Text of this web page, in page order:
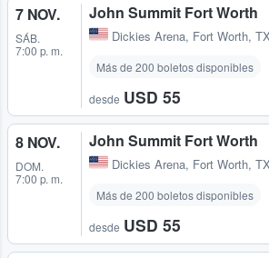
7 NOV.
SÁB.
7:00 p. m.
John Summit Fort Worth
Dickies Arena, Fort Worth,
Más de 200 boletos disponibles
desde USD 55
8 NOV.
DOM.
7:00 p. m.
John Summit Fort Worth
Dickies Arena, Fort Worth,
Más de 200 boletos disponibles
desde USD 55